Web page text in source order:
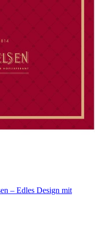
– Edles Design mit